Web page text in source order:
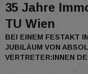
35 Jahre
TU Wien
BEI EINEM FESTAKT
JUBILÄUM VON
VERTRETER:INNEN